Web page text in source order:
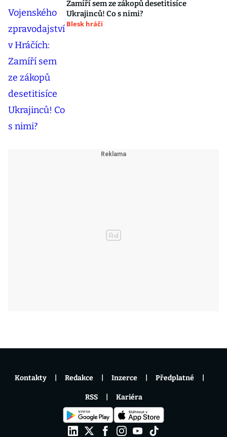
Zamíří sem ze zákopů desetitisíce
Ukrajinců! Co s nimi?
Blesk hráči
Kontakty Redakce Inzerce Předplatné
RSS Kariéra